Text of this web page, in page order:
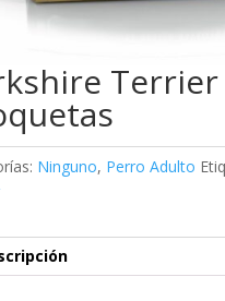
Ninguno, Perro Adulto